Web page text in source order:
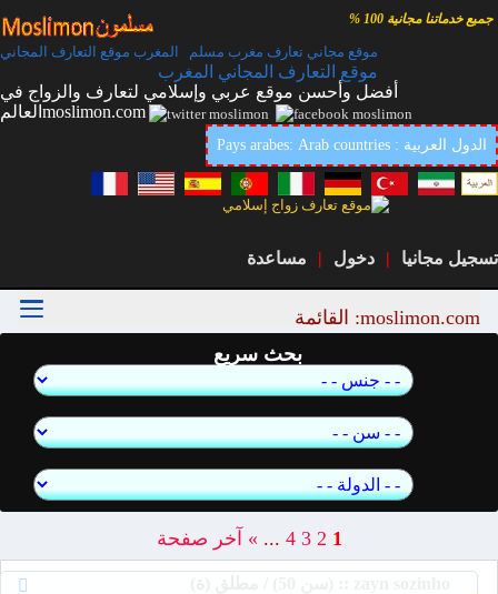
جميع خدماتنا مجانية 100 %
موقع مجاني تعارف مغرب مسلم المغرب موقع التعارف المجاني
موقع التعارف المجاني المغرب
أفضل وأحسن موقع عربي وإسلامي لتعارف والزواج في
العالمmoslimon.com
Pays arabes: Arab countries : الدول العربية
تسجيل مجانيا | دخول | مساعدة
moslimon.com: القائمة
بحث سريع
1
2
3
4
...
» آخر صفحة